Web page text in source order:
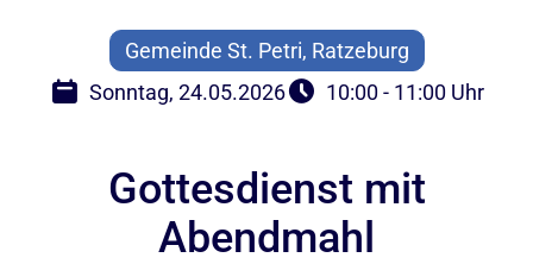
Gemeinde St. Petri, Ratzeburg
Sonntag, 24.05.2026
10:00 - 11:00 Uhr
Gottesdienst mit
Abendmahl